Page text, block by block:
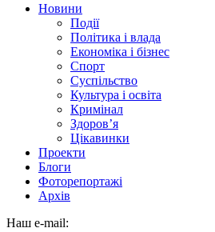
Новини
Події
Політика і влада
Економіка і бізнес
Спорт
Суспільство
Культура і освіта
Кримінал
Здоров’я
Цікавинки
Проекти
Блоги
Фоторепортажі
Архів
Наш e-mail: